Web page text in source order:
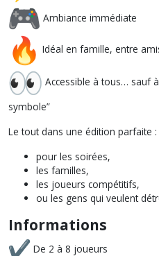
Ambiance immédiate
Idéal en famille, entre
Accessible à tous… sauf
symbole”
Le tout dans une édition parfaite :
pour les soirées,
les familles,
les joueurs compétitifs,
ou les gens qui veulent
Informations
De 2 à 8 joueurs